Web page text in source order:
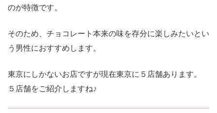
のが特徴です。
そのため、チョコレート本来の味を存分に楽しみたいとい
う男性におすすめします。
東京にしかないお店ですが現在東京に５店舗あります。
５店舗をご紹介しますね♪